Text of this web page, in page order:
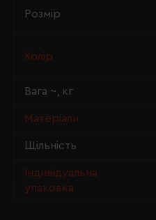
Розмір
Колір
Вага ~, кг
Матеріали
Щільність
Індивідуальна
упаковка